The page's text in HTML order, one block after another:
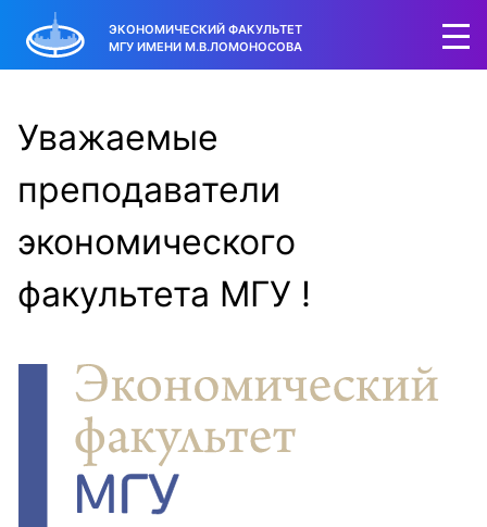
ЭКОНОМИЧЕСКИЙ ФАКУЛЬТЕТ
МГУ ИМЕНИ М.В.ЛОМОНОСОВА
Уважаемые
преподаватели
экономического
факультета МГУ !